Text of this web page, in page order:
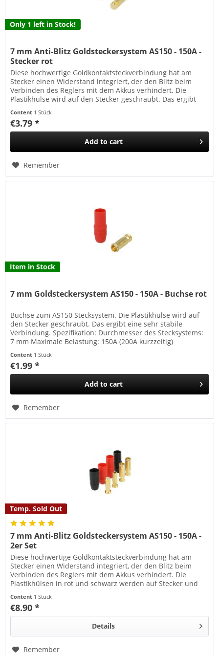
Only 1 left in Stock!
7 mm Anti-Blitz Goldsteckersystem AS150 - 150A -
Stecker rot
Diese hochwertige Goldkontaktsteckverbindung hat am
Stecker einen Widerstand integriert, der den Blitz beim
Verbinden des Reglers mit dem Akkus verhindert. Die
Plastikhülse wird auf den Stecker geschraubt. Das ergibt
Content 1 Stück
€3.79 *
Add to cart
Remember
Item in Stock
7 mm Goldsteckersystem AS150 - 150A - Buchse rot
Buchse zum AS150 Stecksystem. Die Plastikhülse wird auf
den Stecker geschraubt. Das ergibt eine sehr stabile
Verbindung. Spezifikation: Durchmesser des Stecksystems:
7 mm Maximale Belastung: 150A (200A kurzzeitig)
Content 1 Stück
€1.99 *
Add to cart
Remember
Temp. Sold Out
7 mm Anti-Blitz Goldsteckersystem AS150 - 150A -
2er Set
Diese hochwertige Goldkontaktsteckverbindung hat am
Stecker einen Widerstand integriert, der den Blitz beim
Verbinden des Reglers mit dem Akkus verhindert. Die
Plastikhülsen in rot und schwarz werden auf Stecker und
Content 1 Stück
€8.90 *
Details
Remember